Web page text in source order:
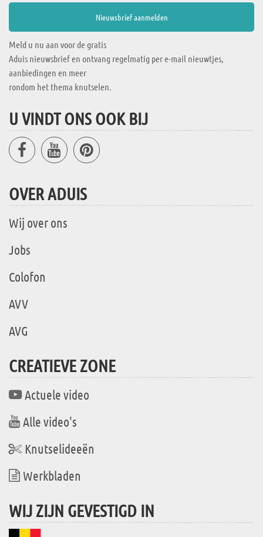
Meld u nu aan voor de gratis
Aduis nieuwsbrief en ontvang regelmatig per e-mail nieuwtjes,
aanbiedingen en meer
rondom het thema knutselen.
U VINDT ONS OOK BIJ
OVER ADUIS
Wij over ons
Jobs
Colofon
AVV
AVG
CREATIEVE ZONE
Actuele video
Alle video's
Knutselideeën
Werkbladen
WIJ ZIJN GEVESTIGD IN